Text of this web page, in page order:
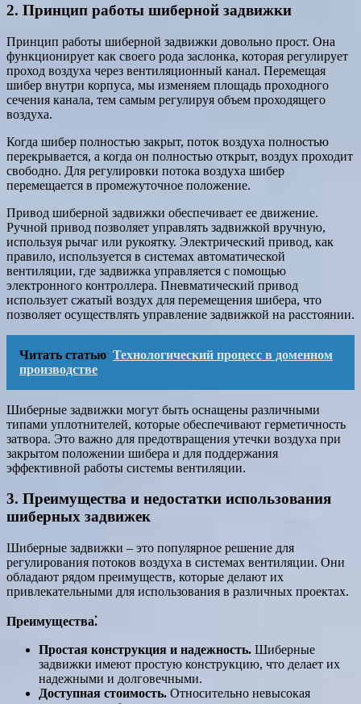
2. Принцип работы шиберной задвижки
Принцип работы шиберной задвижки довольно прост. Она
функционирует как своего рода заслонка, которая регулирует
проход воздуха через вентиляционный канал. Перемещая
шибер внутри корпуса, мы изменяем площадь проходного
сечения канала, тем самым регулируя объем проходящего
воздуха.
Когда шибер полностью закрыт, поток воздуха полностью
перекрывается, а когда он полностью открыт, воздух проходит
свободно. Для регулировки потока воздуха шибер
перемещается в промежуточное положение.
Привод шиберной задвижки обеспечивает ее движение.
Ручной привод позволяет управлять задвижкой вручную,
используя рычаг или рукоятку. Электрический привод, как
правило, используется в системах автоматической
вентиляции, где задвижка управляется с помощью
электронного контроллера. Пневматический привод
использует сжатый воздух для перемещения шибера, что
позволяет осуществлять управление задвижкой на расстоянии.
Читать статью Технологический процесс в доменном
производстве
Шиберные задвижки могут быть оснащены различными
типами уплотнителей, которые обеспечивают герметичность
затвора. Это важно для предотвращения утечки воздуха при
закрытом положении шибера и для поддержания
эффективной работы системы вентиляции.
3. Преимущества и недостатки использования
шиберных задвижек
Шиберные задвижки – это популярное решение для
регулирования потоков воздуха в системах вентиляции. Они
обладают рядом преимуществ, которые делают их
привлекательными для использования в различных проектах.
Преимущества⁚
Простая конструкция и надежность. Шиберные
задвижки имеют простую конструкцию, что делает их
надежными и долговечными.
Доступная стоимость. Относительно невысокая